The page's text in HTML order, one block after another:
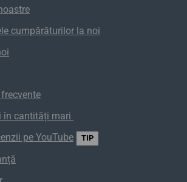
cumpărăturilor la noi
frecvente
în cantități mari
pe YouTube
TIP